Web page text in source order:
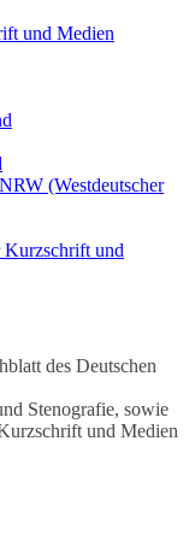
und Medien
(Westdeutscher
Kurzschrift und
des Deutschen
Stenografie, sowie
und Medien